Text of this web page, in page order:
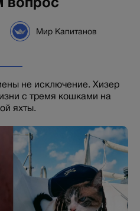
Мир Капитанов
не исключение. Хизер
с тремя кошками на
яхты.